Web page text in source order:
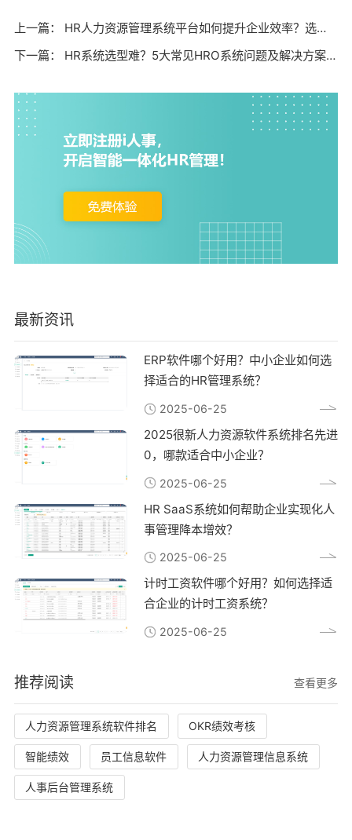
上一篇： HR人力资源管理系统平台如何提升企业效率？选型时要注意哪些关键指标？
下一篇： HR系统选型难？5大常见HRO系统问题及解决方案全解析
最新资讯
ERP软件哪个好用？中小企业如何选
择适合的HR管理系统？
2025-06-25
2025很新人力资源软件系统排名先进
0，哪款适合中小企业？
2025-06-25
HR SaaS系统如何帮助企业实现化人
事管理降本增效？
2025-06-25
计时工资软件哪个好用？如何选择适
合企业的计时工资系统？
2025-06-25
推荐阅读 查看更多
人力资源管理系统软件排名 OKR绩效考核
智能绩效 员工信息软件 人力资源管理信息系统
人事后台管理系统